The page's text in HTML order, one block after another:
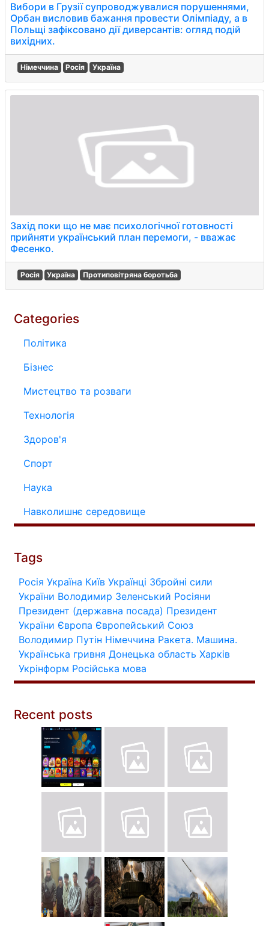
Вибори в Грузії супроводжувалися порушеннями,
Орбан висловив бажання провести Олімпіаду, а в
Польщі зафіксовано дії диверсантів: огляд подій
вихідних.
Німеччина Росія Україна
Захід поки що не має психологічної готовності
прийняти український план перемоги, - вважає
Фесенко.
Росія Україна Протиповітряна боротьба
Categories
Політика
Бізнес
Мистецтво та розваги
Технологія
Здоров'я
Спорт
Наука
Навколишнє середовище
Tags
Росія Україна Київ Українці Збройні сили
України Володимир Зеленський Росіяни
Президент (державна посада) Президент
України Європа Європейський Союз
Володимир Путін Німеччина Ракета. Машина.
Українська гривня Донецька область Харків
Укрінформ Російська мова
Recent posts